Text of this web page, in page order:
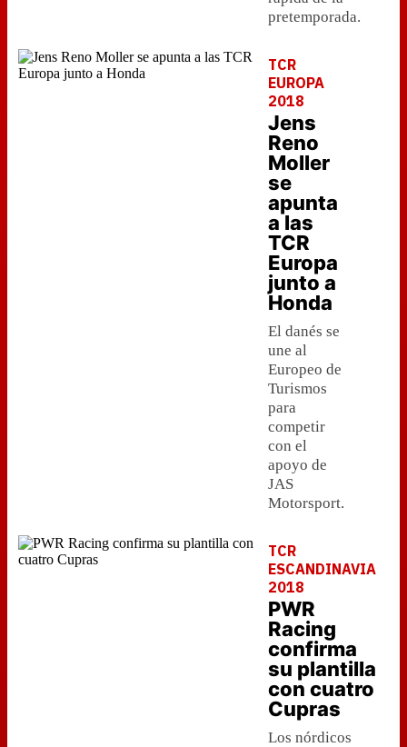
pretemporada.
TCR
EUROPA
2018
Jens
Reno
Moller
se
apunta
a las
TCR
Europa
junto a
Honda
El danés se
une al
Europeo de
Turismos
para
competir
con el
apoyo de
JAS
Motorsport.
TCR
ESCANDINAVIA
2018
PWR
Racing
confirma
su plantilla
con cuatro
Cupras
Los nórdicos